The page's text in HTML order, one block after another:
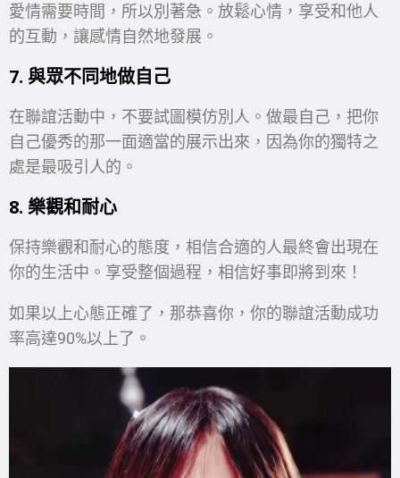
愛情需要時間，所以別著急。放鬆心情，享受和他人
的互動，讓感情自然地發展。
7. 與眾不同地做自己
在聯誼活動中，不要試圖模仿別人。做最自己，把你
自己優秀的那一面適當的展示出來，因為你的獨特之
處是最吸引人的。
8. 樂觀和耐心
保持樂觀和耐心的態度，相信合適的人最終會出現在
你的生活中。享受整個過程，相信好事即將到來！
如果以上心態正確了，那恭喜你，你的聯誼活動成功
率高達90%以上了。